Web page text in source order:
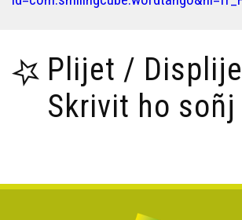
Petra 'zo nevez e brezhoneg evit
Petra 'zo nevez e brezhoneg e miz
Petra 'zo nevez e brezhoneg evit an
Plijet /
Skrivit ho soñj